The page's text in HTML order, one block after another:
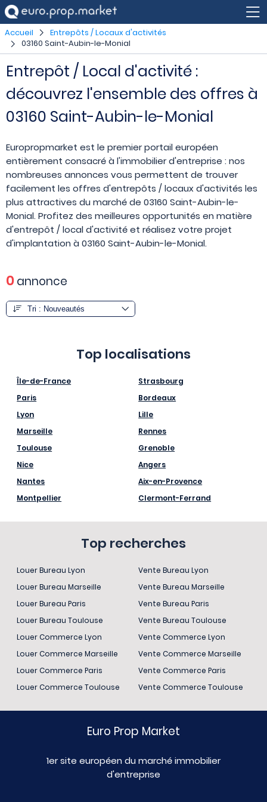
Accueil
Entrepôts / Locaux d'activités
03160 Saint-Aubin-le-Monial
Entrepôt / Local d'activité :
découvrez l'ensemble des offres à
03160 Saint-Aubin-le-Monial
Europropmarket est le premier portail européen
entièrement consacré à l'immobilier d'entreprise : nos
nombreuses annonces vous permettent de trouver
facilement les offres d'entrepôts / locaux d'activités les
plus attractives du marché de 03160 Saint-Aubin-le-
Monial. Profitez des meilleures opportunités en matière
d'entrepôt / local d'activité et réalisez votre projet
d'implantation à 03160 Saint-Aubin-le-Monial.
0annonce
Top localisations
Île-de-France
Paris
Lyon
Marseille
Toulouse
Nice
Nantes
Montpellier
Strasbourg
Bordeaux
Lille
Rennes
Grenoble
Angers
Aix-en-Provence
Clermont-Ferrand
Top recherches
Louer Bureau Lyon
Louer Bureau Marseille
Louer Bureau Paris
Louer Bureau Toulouse
Louer Commerce Lyon
Louer Commerce Marseille
Louer Commerce Paris
Louer Commerce Toulouse
Vente Bureau Lyon
Vente Bureau Marseille
Vente Bureau Paris
Vente Bureau Toulouse
Vente Commerce Lyon
Vente Commerce Marseille
Vente Commerce Paris
Vente Commerce Toulouse
Euro Prop Market
1er site européen du marché immobilier
d'entreprise